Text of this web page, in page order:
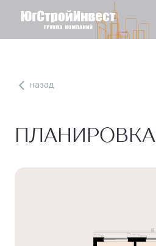
назад
ПЛАНИРОВКА